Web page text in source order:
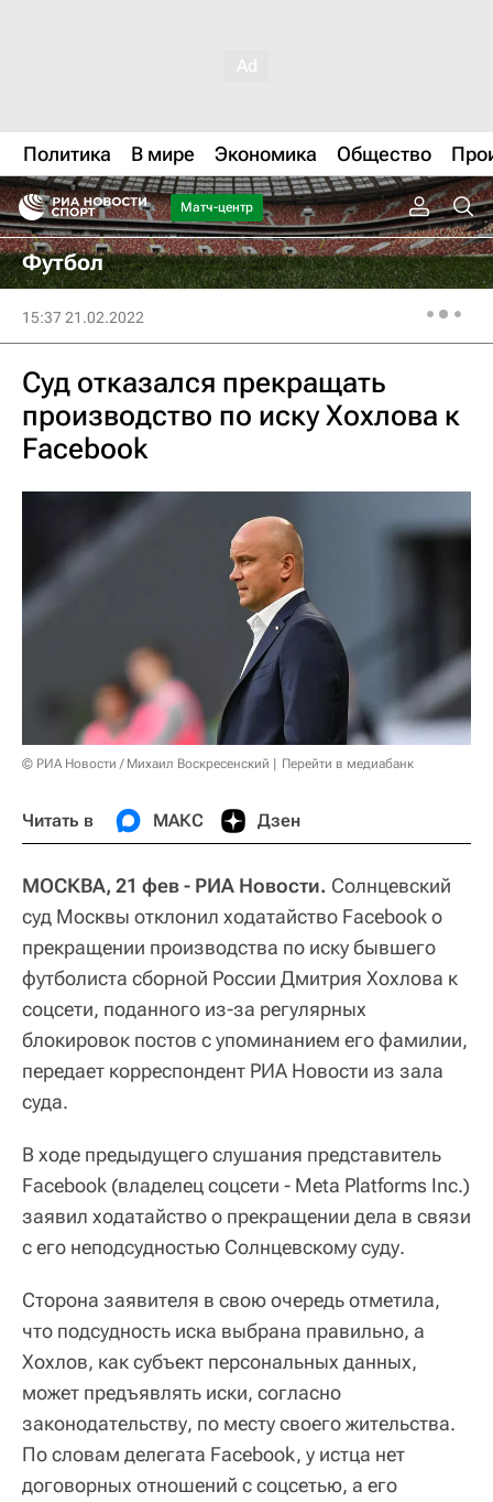
Политика В мире Экономика Общество
Матч-центр
Футбол
15:37 21.02.2022
Суд отказался прекращать
производство по иску Хохлова к
Facebook
© РИА Новости / Михаил Воскресенский Перейти в медиабанк
Читать в МАКС Дзен
МОСКВА, 21 фев - РИА Новости. Солнцевский
суд Москвы отклонил ходатайство Facebook о
прекращении производства по иску бывшего
футболиста сборной России Дмитрия Хохлова к
соцсети, поданного из-за регулярных
блокировок постов с упоминанием его фамилии,
передает корреспондент РИА Новости из зала
суда.
В ходе предыдущего слушания представитель
Facebook (владелец соцсети - Meta Platforms Inc.)
заявил ходатайство о прекращении дела в связи
с его неподсудностью Солнцевскому суду.
Сторона заявителя в свою очередь отметила,
что подсудность иска выбрана правильно, а
Хохлов, как субъект персональных данных,
может предъявлять иски, согласно
законодательству, по месту своего жительства.
По словам делегата Facebook, у истца нет
договорных отношений с соцсетью, а его